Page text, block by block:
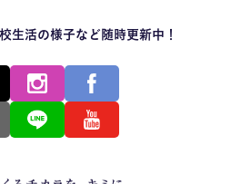
生活の様子など随時更新中！